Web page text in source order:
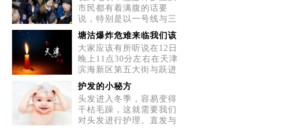
市民都有着满腹的话要
说，特别是以一号线与三
号线为
塘沽爆炸危难来临我们该
大家应该有所听说在12日
晚上11点30分左右在天津
滨海新区第五大街与跃进
路交
护发的小秘方
头发进入冬季，容易变得
干枯毛躁，这就需要我们
对头发进行护理。直发与